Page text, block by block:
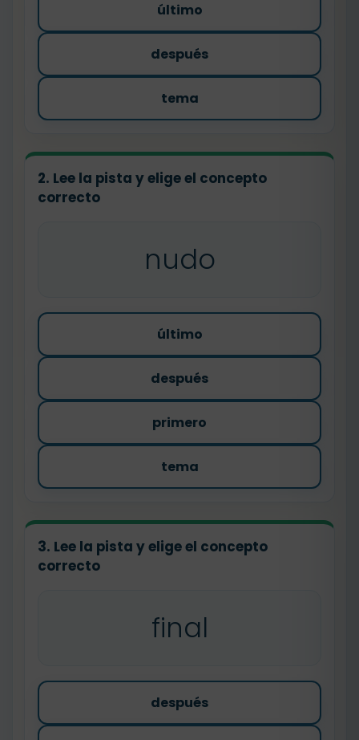
último
después
tema
2. Lee la pista y elige el concepto
correcto
nudo
último
después
primero
tema
3. Lee la pista y elige el concepto
correcto
final
después